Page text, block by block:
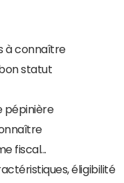
à connaître
statut
pépinière
fiscal...
éligibilité